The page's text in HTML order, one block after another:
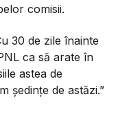
comisii.
30 de zile înainte
ca să arate în
astea de
ședințe de astăzi.”